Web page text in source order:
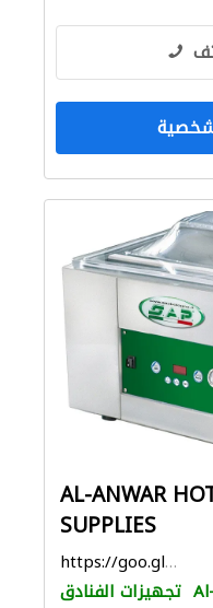
AL-ANWAR
SUPPLIES
https://goo.gl/maps/6CbGeiighdDQTxgZA
تجهيزات الفنادق